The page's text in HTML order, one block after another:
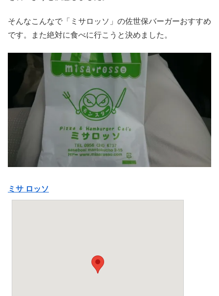
そんなこんなで「ミサロッソ」の佐世保バーガーおすすめ
です。また絶対に食べに行こうと決めました。
ミサ ロッソ